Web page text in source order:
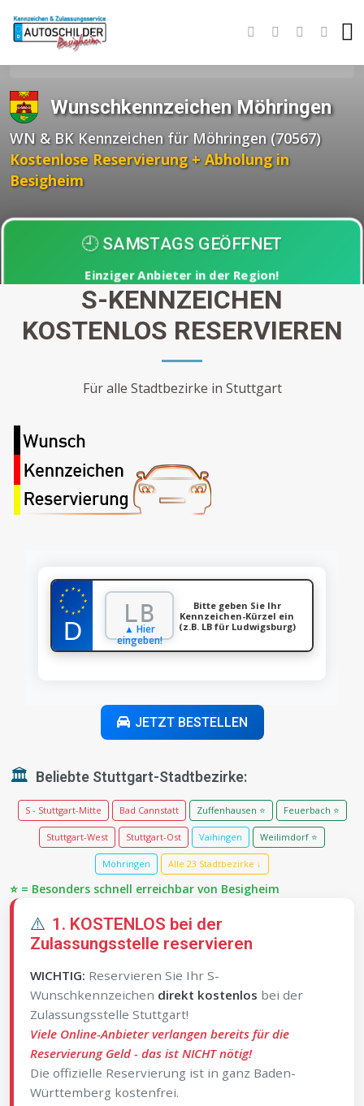
Startseite Wunschkennzeichen BW
Stuttgart
Möhringen
Wunschkennzeichen Möhringen
WN & BK Kennzeichen für Möhringen (70567)
Kostenlose Reservierung + Abholung in
Besigheim
🕘 SAMSTAGS GEÖFFNET
Einziger Anbieter in der Region!
Abholung nach30 Minuten
S-KENNZEICHEN
KOSTENLOS RESERVIEREN
Für alle Stadtbezirke in Stuttgart
★ ★
★
★
★
★
★
★
★
★
★
★
▲ Hier
eingeben!
Bitte geben Sie Ihr
Kennzeichen-Kürzel ein
(z.B. LB für Ludwigsburg)
JETZT BESTELLEN
🏛️ Beliebte Stuttgart-Stadtbezirke:
S - Stuttgart-Mitte Bad Cannstatt Zuffenhausen ⭐ Feuerbach ⭐
Stuttgart-West Stuttgart-Ost Vaihingen Weilimdorf ⭐
Möhringen Alle 23 Stadtbezirke ↓
⭐ = Besonders schnell erreichbar von Besigheim
⚠️ 1. KOSTENLOS bei der
Zulassungsstelle reservieren
WICHTIG: Reservieren Sie Ihr S-
Wunschkennzeichen direkt kostenlos bei der
Zulassungsstelle Stuttgart!
Viele Online-Anbieter verlangen bereits für die
Reservierung Geld - das ist NICHT nötig!
Die offizielle Reservierung ist in ganz Baden-
Württemberg kostenfrei.